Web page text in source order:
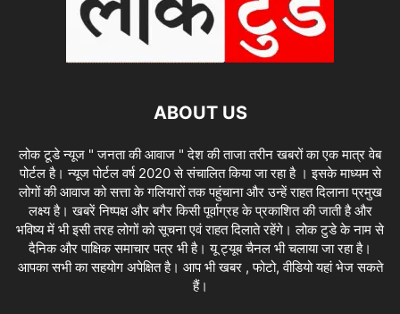
ABOUT US
लोक टूडे न्यूज " जनता की आवाज " देश की ताजा तरीन खबरों का एक मात्र वेब
पोर्टल है। न्यूज पोर्टल वर्ष 2020 से संचालित किया जा रहा है । इसके माध्यम से
लोगों की आवाज को सत्ता के गलियारों तक पहुंचाना और उन्हें राहत दिलाना प्रमुख
लक्ष्य है। खबरें निष्पक्ष और बगैर किसी पूर्वाग्रह के प्रकाशित की जाती है और
भविष्य में भी इसी तरह लोगों को सूचना एवं राहत दिलाते रहेंगे। लोक टुडे के नाम से
दैनिक और पाक्षिक समाचार पत्र भी है। यू ट्यूब चैनल भी चलाया जा रहा है।
आपका सभी का सहयोग अपेक्षित है। आप भी खबर , फोटो, वीडियो यहां भेज सकते
हैं।